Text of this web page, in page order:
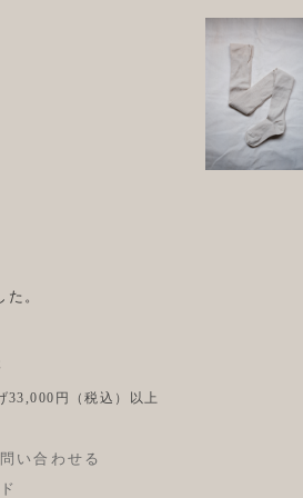
。
33,000円（税込）以上
い合わせる